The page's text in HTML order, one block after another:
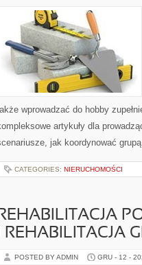
wprowadzać do hobby
artykuły dla
jak koordynować
CATEGORIES: NIERUCHOMOŚCI
REHABILITACJA
I REHABILITACJA
POSTED BY ADMIN GRU - 12 -